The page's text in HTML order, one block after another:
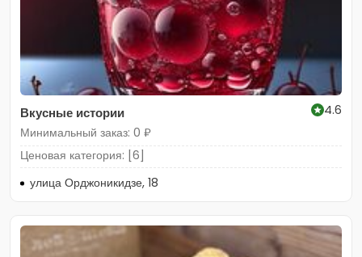
Вкусные истории
4.6
Минимальный заказ: 0 ₽
Ценовая категория: [6]
улица Орджоникидзе, 18